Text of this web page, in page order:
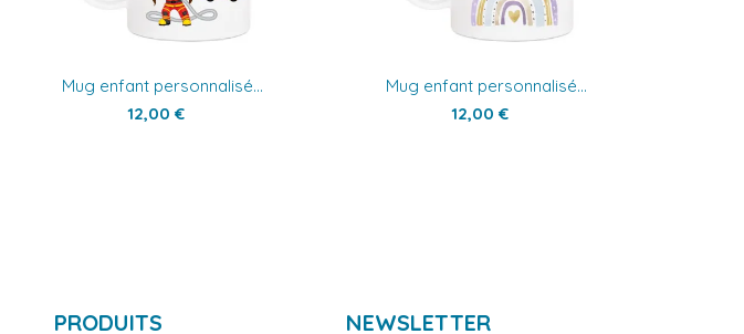
Mug enfant personnalisé...
12,00 €
Mug enfant personnalisé...
12,00 €
PRODUITS NEWSLETTER